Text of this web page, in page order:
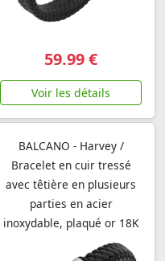
59.99 €
Voir les détails
BALCANO - Harvey /
Bracelet en cuir tressé
avec têtière en plusieurs
parties en acier
inoxydable, plaqué or 18K